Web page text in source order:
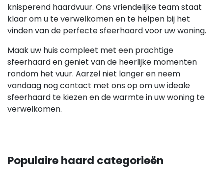
knisperend haardvuur. Ons vriendelijke team staat
klaar om u te verwelkomen en te helpen bij het
vinden van de perfecte sfeerhaard voor uw woning.
Maak uw huis compleet met een prachtige
sfeerhaard en geniet van de heerlijke momenten
rondom het vuur. Aarzel niet langer en neem
vandaag nog contact met ons op om uw ideale
sfeerhaard te kiezen en de warmte in uw woning te
verwelkomen.
Populaire haard categorieën